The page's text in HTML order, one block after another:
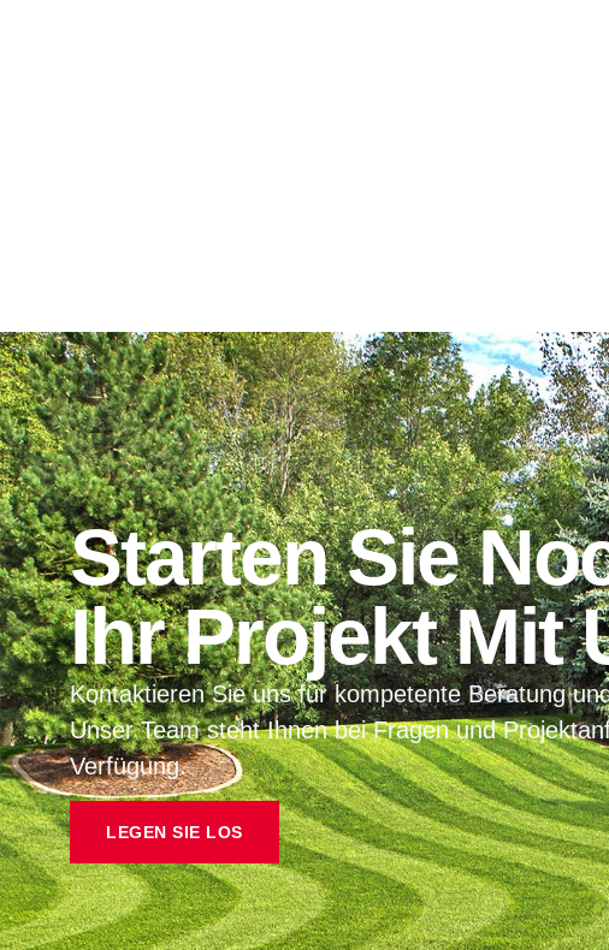
Starten Sie
Ihr Projekt Mit
Kontaktieren Sie uns für kompetente Beratung
Unser Team steht Ihnen bei Fragen und
Verfügung.
LEGEN SIE LOS